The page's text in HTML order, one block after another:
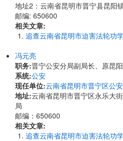
地址2：云南省昆明市晋宁县昆阳
邮编: 650600
相关文章:
追查云南省昆明市迫害法轮功
冯元亮
职务:晋宁公安分局副局长、原昆
系统:公安
现任单位:云南省昆明市晋宁区公
地址:云南省昆明市晋宁区永乐大
局
邮编：650600
相关文章:
追查云南省昆明市迫害法轮功